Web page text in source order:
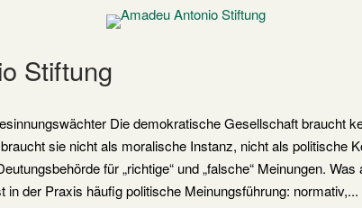
Open post
Stiftung
Die demokratische Gesellschaft braucht
sie nicht als moralische Instanz, nicht als politische
für „richtige“ und „falsche“ Meinungen.
der Praxis häufig politische Meinungsführung: normativ,...